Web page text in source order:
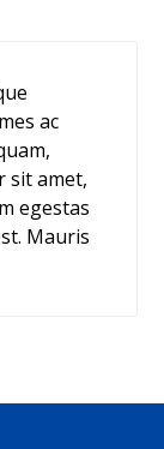
ac
sit amet,
egestas
Mauris